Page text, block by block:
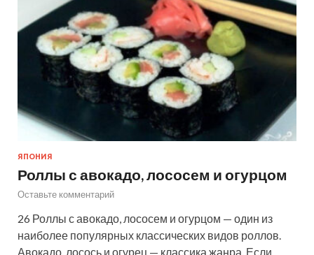
ЯПОНИЯ
Роллы с авокадо, лососем и огурцом
Оставьте комментарий
26 Роллы с авокадо, лососем и огурцом — один из
наиболее популярных классических видов роллов.
Авокадо, лосось и огурец — классика жанра. Если